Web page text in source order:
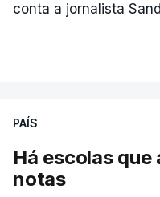
conta a jornalista
PAÍS
Há escolas
notas